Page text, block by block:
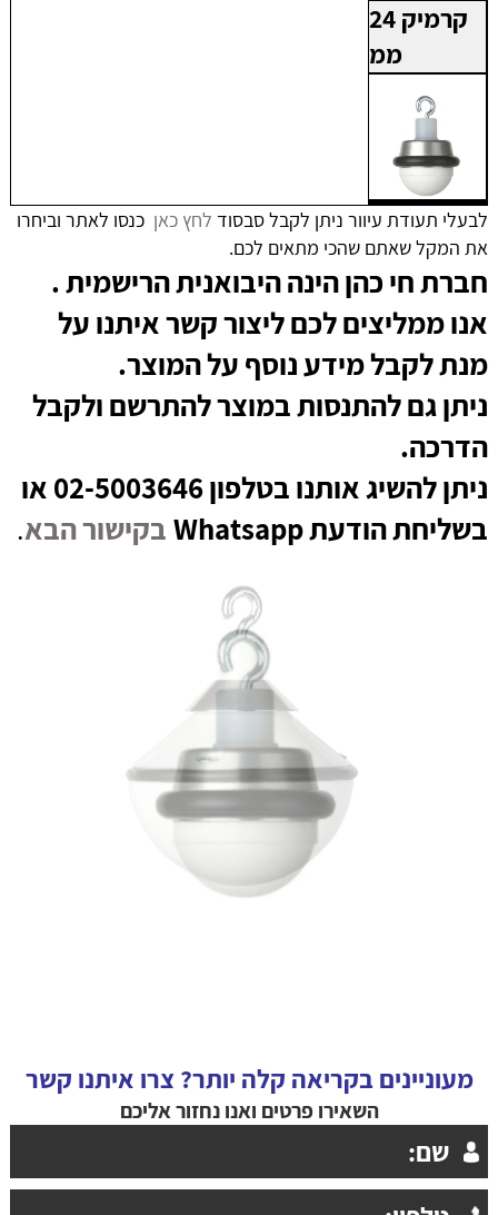
קרמיק 24
ממ
לבעלי תעודת עיוור ניתן לקבל סבסוד לחץ כאן כנסו לאתר וביחרו
את המקל שאתם שהכי מתאים לכם.
חברת חי כהן הינה היבואנית הרישמית .
אנו ממליצים לכם ליצור קשר איתנו על
מנת לקבל מידע נוסף על המוצר.
ניתן גם להתנסות במוצר להתרשם ולקבל
הדרכה.
ניתן להשיג אותנו בטלפון 02-5003646 או
בשליחת הודעת Whatsapp
בקישור הבא.
מעוניינים בקריאה קלה יותר? צרו איתנו קשר
השאירו פרטים ואנו נחזור אליכם